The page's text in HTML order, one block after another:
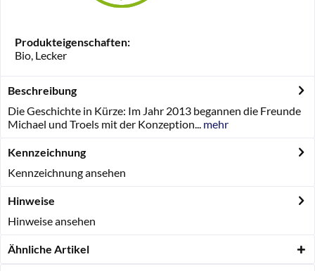
Produkteigenschaften:
Bio, Lecker
Beschreibung
Die Geschichte in Kürze: Im Jahr 2013 begannen die Freunde
Michael und Troels mit der Konzeption... mehr
Kennzeichnung
Kennzeichnung ansehen
Hinweise
Hinweise ansehen
Ähnliche Artikel